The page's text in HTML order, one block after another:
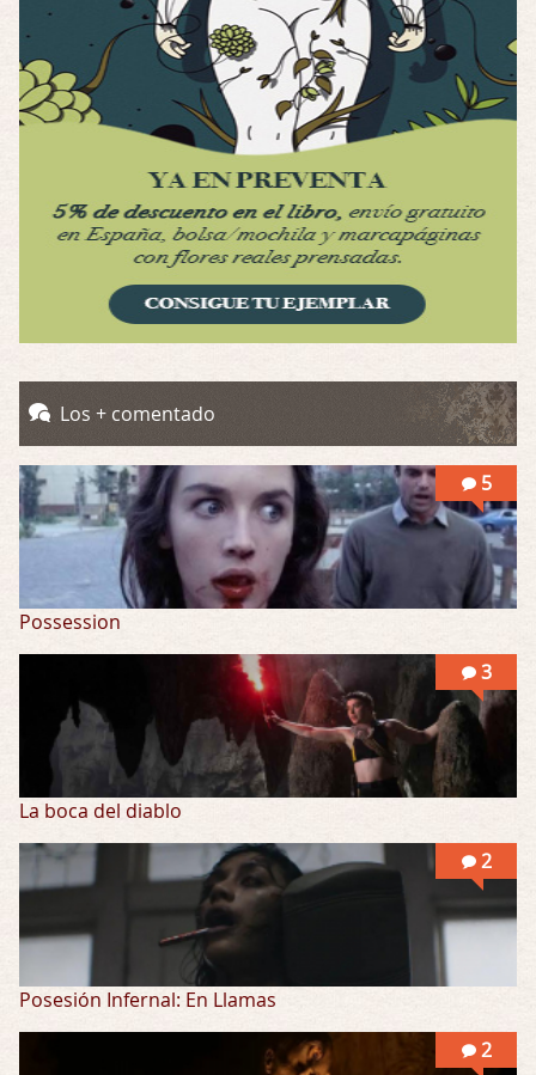
Possession
Por: Luar
Se llama la posesión en castellano, está …
Por: Mariano
Una película normalita, nada del otro mun …
Obsession
Possession
Por: Mountain
Llevo toda una vida para verla y nunca lo …
Los + comentado
5
Possession
3
La boca del diablo
2
Posesión Infernal: En Llamas
2